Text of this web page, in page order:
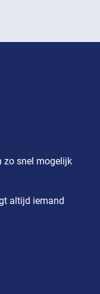
zo snel mogelijk
altijd iemand